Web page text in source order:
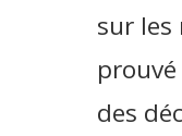
sur les
des